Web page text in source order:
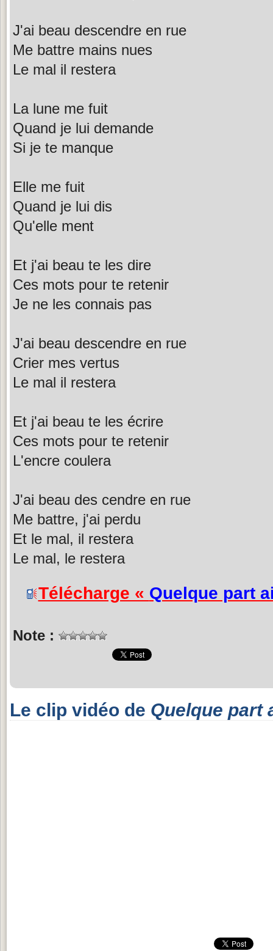
J'ai beau descendre en rue
Me battre mains nues
Le mal il restera
La lune me fuit
Quand je lui demande
Si je te manque
Elle me fuit
Quand je lui dis
Qu'elle ment
Et j'ai beau te les dire
Ces mots pour te retenir
Je ne les connais pas
J'ai beau descendre en rue
Crier mes vertus
Le mal il restera
Et j'ai beau te les écrire
Ces mots pour te retenir
L'encre coulera
J'ai beau des cendre en rue
Me battre, j'ai perdu
Et le mal, il restera
Le mal, le restera
Télécharge « Quelque part
Note :
Le clip vidéo de Quelque part